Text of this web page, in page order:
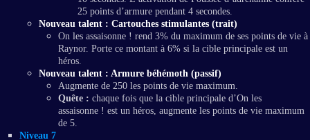
25 points d’armure pendant 4 secondes.
Nouveau talent : Cartouches stimulantes (trait)
On les assaisonne ! rend 3% du maximum de ses points de vie à
Raynor. Porte ce montant à 6% si la cible principale est un
héros.
Nouveau talent : Armure béhémoth (passif)
Augmente de 250 les points de vie maximum.
Quête : chaque fois que la cible principale d’On les
assaisonne ! est un héros, augmente les points de vie maximum
de 5.
Niveau 7